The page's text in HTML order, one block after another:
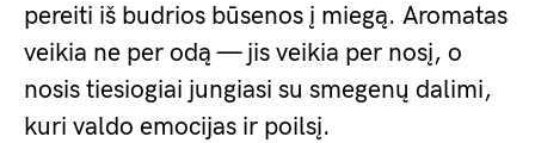
pereiti iš budrios būsenos į miegą. Aromatas
veikia ne per odą — jis veikia per nosį, o
nosis tiesiogiai jungiasi su smegenų dalimi,
kuri valdo emocijas ir poilsį.